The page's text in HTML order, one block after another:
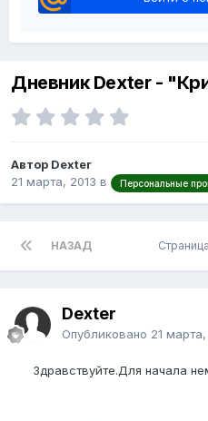
Дневник Dexter -
Автор Dexter
21 марта, 2013 в Персональные
НАЗАД Страница
Dexter
Опубликовано 21 марта,
Здравствуйте.Для начала